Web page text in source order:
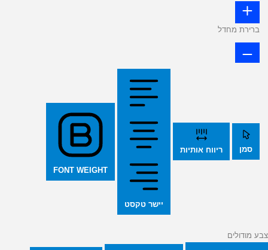
ברירת מחדל
סמן ריווח אותיות
יישר טקסט
FONT WEIGHT
צבע מודולים